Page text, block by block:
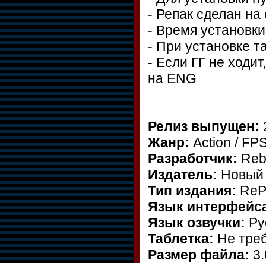
- Репак сделан
- Время
- При установке
- Если ГГ не
на ENG
Релиз выпущен:
Жанр: Action /
Разработчик:
Издатель: Новый
Тип издания:
Язык
Язык озвучки:
Таблетка: Не
Размер файла: